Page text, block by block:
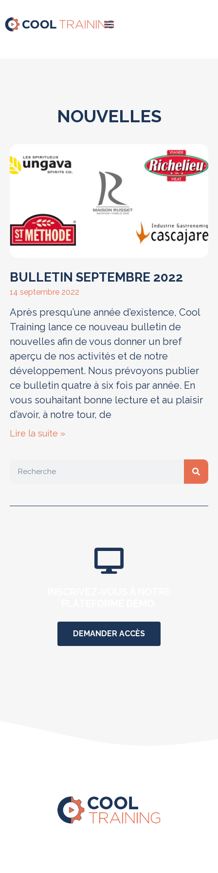
NOUVELLES
BULLETIN SEPTEMBRE 2022
14 septembre 2022
Après presqu’une année d’existence, Cool
Training lance ce nouveau bulletin de
nouvelles afin de vous donner un bref
aperçu de nos activités et de notre
développement. Nous prévoyons publier
ce bulletin quatre à six fois par année. En
vous souhaitant bonne lecture et au plaisir
d’avoir, à notre tour, de
Lire la suite »
DEMANDER ACCÈS